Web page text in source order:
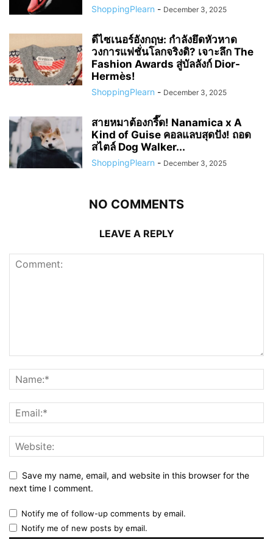
ShoppingPlearn - December 3, 2025
ดีไซเนอร์อังกฤษ: กำลังยึดหัวหาด
วงการแฟชั่นโลกจริงดิ? เจาะลึก The
Fashion Awards สู่บัลลังก์ Dior-
Hermès!
ShoppingPlearn - December 3, 2025
สายหมาต้องกรี๊ด! Nanamica x A
Kind of Guise คอลแลบสุดปัง! ถอด
สไตล์ Dog Walker...
ShoppingPlearn - December 3, 2025
NO COMMENTS
LEAVE A REPLY
Save my name, email, and website in this browser for the
next time I comment.
Notify me of follow-up comments by email.
Notify me of new posts by email.